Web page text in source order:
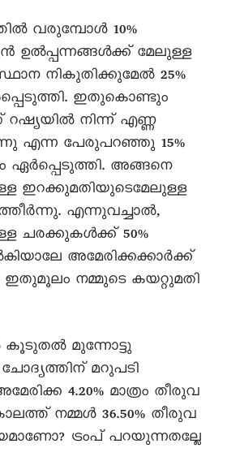
വരുമ്പോൾ 10%
ഉൽപ്പന്നങ്ങൾക്ക് മേലുള്ള
നികുതിക്കുമേൽ 25%
ഇതുകൊണ്ടും
റഷ്യയിൽ നിന്ന് എണ്ണ
എന്ന പേരുപറഞ്ഞു 15%
ഏർപ്പെടുത്തി. അങ്ങനെ
ഇറക്കുമതിയുടെമേലുള്ള
എന്നുവച്ചാൽ,
ചരക്കുകൾക്ക് 50%
അമേരിക്കക്കാർക്ക്
നമ്മുടെ കയറ്റുമതി
കൂടുതൽ മുന്നോട്ടു
മറുപടി
4.20% മാത്രം തീരുവ
നമ്മൾ 36.50% തീരുവ
ട്രംപ് പറയുന്നതല്ലേ